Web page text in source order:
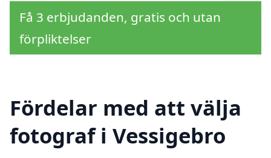
Få 3 erbjudanden, gratis och utan
förpliktelser
Fördelar med att välja
fotograf i Vessigebro